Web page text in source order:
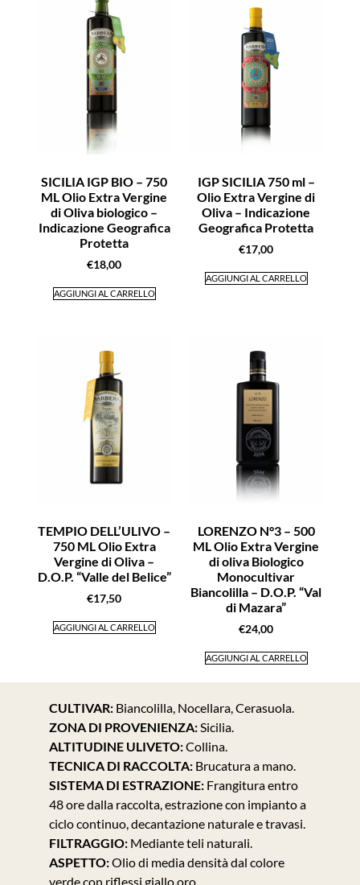
CULTIVAR:Biancolilla, Nocellara, Cerasuola.
ZONA DI PROVENIENZA:Sicilia.
ALTITUDINE ULIVETO:Collina.
TECNICA DI RACCOLTA:Brucatura a mano.
SISTEMA DI ESTRAZIONE:Frangitura entro
48 ore dalla raccolta, estrazione con impianto a
ciclo continuo, decantazione naturale e travasi.
FILTRAGGIO:Mediante teli naturali.
ASPETTO:Olio di media densità dal colore
verde con riflessi giallo oro.
SICILIA IGP BIO – 750
ML Olio Extra Vergine
di Oliva biologico –
Indicazione Geografica
Protetta
€18,00
AGGIUNGI AL CARRELLO
IGP SICILIA 750 ml –
Olio Extra Vergine di
Oliva – Indicazione
Geografica Protetta
€17,00
AGGIUNGI AL CARRELLO
TEMPIO DELL’ULIVO –
750 ML Olio Extra
Vergine di Oliva –
D.O.P. “Valle del Belice”
€17,50
AGGIUNGI AL CARRELLO
LORENZO N°3 – 500
ML Olio Extra Vergine
di oliva Biologico
Monocultivar
Biancolilla – D.O.P. “Val
di Mazara”
€24,00
AGGIUNGI AL CARRELLO